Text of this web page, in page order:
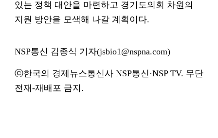
있는 정책 대안을 마련하고 경기도의회 차원의
지원 방안을 모색해 나갈 계획이다.
NSP통신 김종식 기자(jsbio1@nspna.com)
ⓒ한국의 경제뉴스통신사 NSP통신·NSP TV. 무단
전재-재배포 금지.